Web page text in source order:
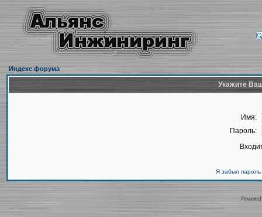
Индекс форума
Укажите
Имя:
Пароль:
Я забыл пароль